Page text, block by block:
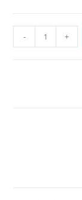
COUSSIN
STANDARD
- +